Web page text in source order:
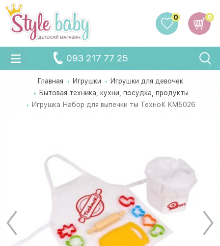
0
0
093 217 77 25
Главная Игрушки
Игрушки для девочек
Бытовая техника, кухни, посудка, продукты
Игрушка Набор для выпечки тм ТехноК KM5026